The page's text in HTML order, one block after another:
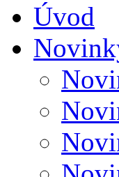
Úvod